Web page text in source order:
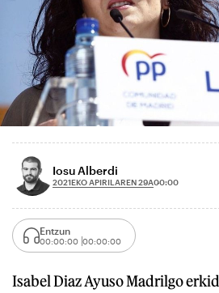
Iosu Alberdi
2021EKO APIRILAREN 29A00:00
Entzun
00:00:00 00:00:00
Isabel Diaz Ayuso Madrilgo